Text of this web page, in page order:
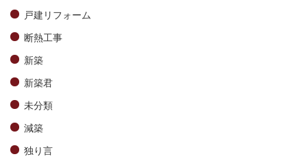
戸建リフォーム
断熱工事
新築
新築君
未分類
減築
独り言